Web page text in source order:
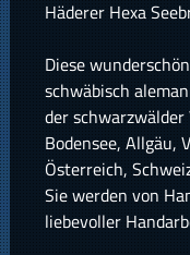
Häderer Hexa
Diese
schwäbisch
der schwarzwälder
Bodensee, Allgäu,
Österreich,
Sie werden von
liebevoller